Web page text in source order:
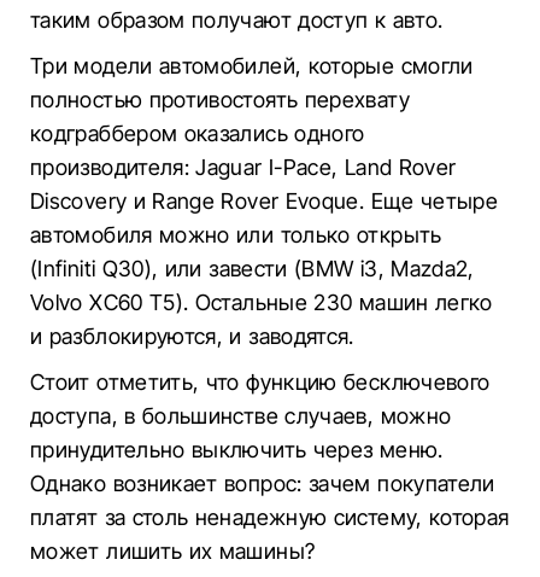
таким образом получают доступ к авто.
Три модели автомобилей, которые смогли
полностью противостоять перехвату
кодграббером оказались одного
производителя: Jaguar I-Pace, Land Rover
Discovery и Range Rover Evoque. Еще четыре
автомобиля можно или только открыть
(Infiniti Q30), или завести (BMW i3, Mazda2,
Volvo XC60 T5). Остальные 230 машин легко
и разблокируются, и заводятся.
Стоит отметить, что функцию бесключевого
доступа, в большинстве случаев, можно
принудительно выключить через меню.
Однако возникает вопрос: зачем покупатели
платят за столь ненадежную систему, которая
может лишить их машины?